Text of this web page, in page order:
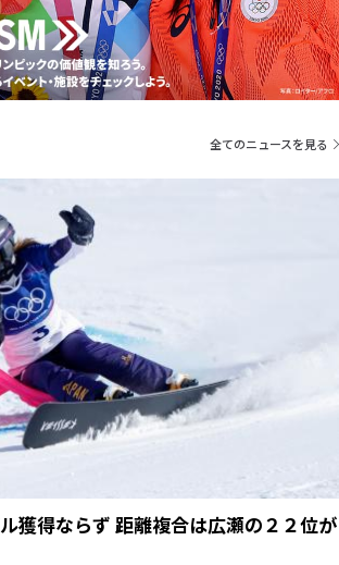
全てのニュースを見る
獲得ならず 距離複合は広瀬の２２位が